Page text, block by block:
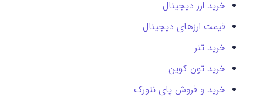
خرید ارز دیجیتال
قیمت ارزهای دیجیتال
خرید تتر
خرید تون کوین
خرید و فروش پای نتورک